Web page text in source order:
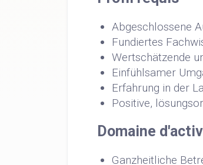
Abgeschlossene
Fundiertes
Wertschätzende
Einfühlsamer
Erfahrung in der
Positive,
Domaine
Ganzheitliche